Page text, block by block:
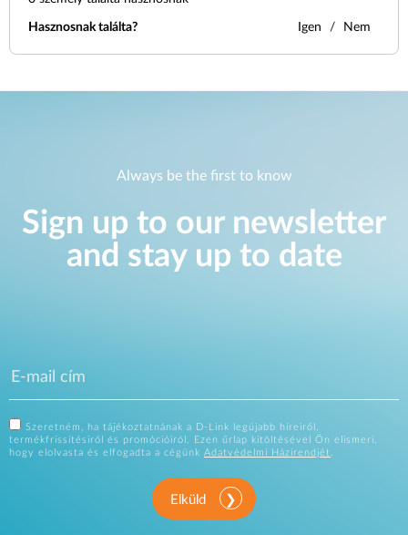
Hasznosnak találta? Igen Nem
Always be the first to know
Sign up to our newsletter
and stay up to date
Szeretném, ha tájékoztatnának a D-Link legújabb híreiről,
termékfrissítésiről és promócióiról. Ezen űrlap kitöltésével Ön elismeri,
hogy elolvasta és elfogadta a cégünk Adatvédelmi Házirendjét.
Elküld